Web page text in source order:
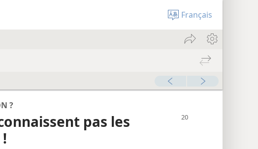
Français
?
pas les